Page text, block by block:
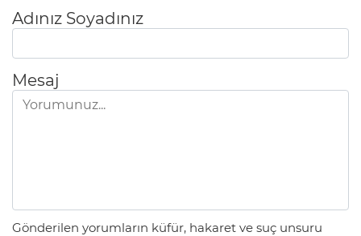
Adınız Soyadınız
Mesaj
Gönderilen yorumların küfür, hakaret ve suç unsuru